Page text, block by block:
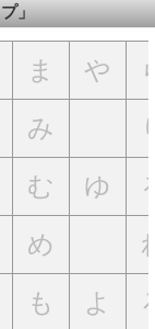
」
ま や
み
む ゆ
め
も よ